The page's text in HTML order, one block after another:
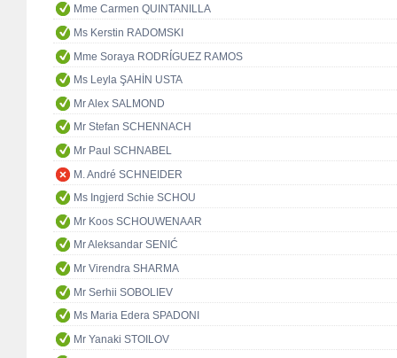
Mme Carmen QUINTANILLA
Ms Kerstin RADOMSKI
Mme Soraya RODRÍGUEZ RAMOS
Ms Leyla ŞAHİN USTA
Mr Alex SALMOND
Mr Stefan SCHENNACH
Mr Paul SCHNABEL
M. André SCHNEIDER
Ms Ingjerd Schie SCHOU
Mr Koos SCHOUWENAAR
Mr Aleksandar SENIĆ
Mr Virendra SHARMA
Mr Serhii SOBOLIEV
Ms Maria Edera SPADONI
Mr Yanaki STOILOV